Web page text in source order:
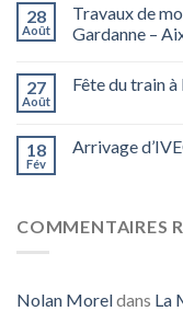
28
Août
Travaux de
Gardanne –
27
Août
Fête du train
18
Fév
Arrivage
COMMENTAIRES
Nolan Moreldans La